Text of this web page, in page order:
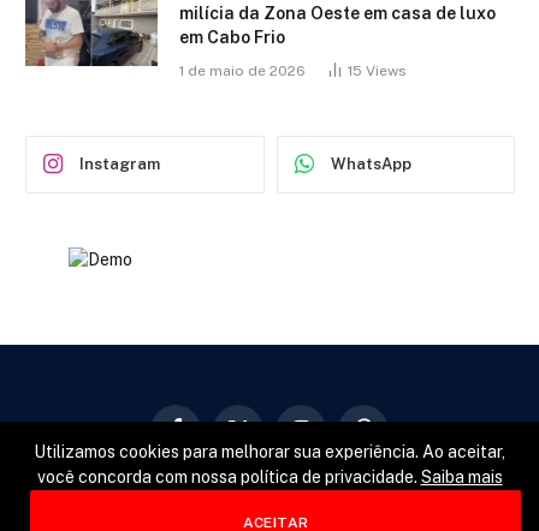
milícia da Zona Oeste em casa de luxo
em Cabo Frio
1 de maio de 2026 15 Views
Instagram WhatsApp
(Twitter)
Utilizamos cookies para melhorar sua experiência. Ao aceitar,
você concorda com nossa política de privacidade. Saiba mais
ACEITAR